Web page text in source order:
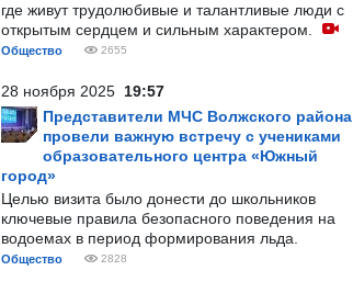
где живут трудолюбивые и талантливые люди с
открытым сердцем и сильным характером.
Общество 2655
28 ноября 2025 19:57
Представители МЧС Волжского района
провели важную встречу с учениками
образовательного центра «Южный
город»
Целью визита было донести до школьников
ключевые правила безопасного поведения на
водоемах в период формирования льда.
Общество 2828